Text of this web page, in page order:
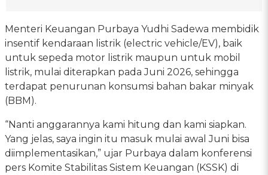
Menteri Keuangan Purbaya Yudhi Sadewa membidik
insentif kendaraan listrik (electric vehicle/EV), baik
untuk sepeda motor listrik maupun untuk mobil
listrik, mulai diterapkan pada Juni 2026, sehingga
terdapat penurunan konsumsi bahan bakar minyak
(BBM).
“Nanti anggarannya kami hitung dan kami siapkan.
Yang jelas, saya ingin itu masuk mulai awal Juni bisa
diimplementasikan,” ujar Purbaya dalam konferensi
pers Komite Stabilitas Sistem Keuangan (KSSK) di